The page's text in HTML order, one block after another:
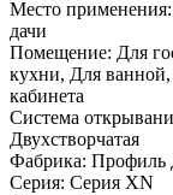
Место
дачи
Помещение: Для
кухни, Для ванной,
кабинета
Система
Двухстворчатая
Фабрика: Профиль
Серия: Серия XN